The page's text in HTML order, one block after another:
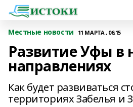
Местные новости 11 МАРТА , 06:15
Развитие Уфы в
направлениях
Как будет развиваться
территориях Забелья и